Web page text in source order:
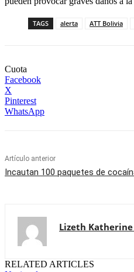
TAGS alerta ATT Bolivia
Cuota
Facebook
X
Pinterest
WhatsApp
Artículo anterior
Incautan 100 paquetes de
Lizeth Katherine
RELATED ARTICLES